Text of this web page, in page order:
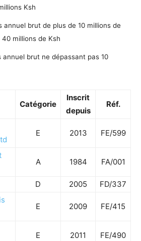
Ksh
annuel brut de plus de 10 millions de
millions de Ksh
annuel brut ne dépassant pas 10
Catégorie
Inscrit
depuis
Réf.
E 2013 FE/599
A 1984 FA/001
D 2005
FD/337
E 2009 FE/415
E 2011 FE/490